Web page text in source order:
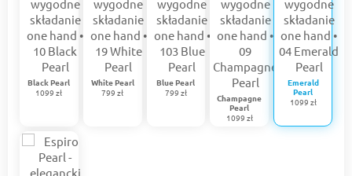
Black Pearl
1099 zł
White Pearl
799 zł
Blue Pearl
799 zł
Champagne
Pearl
1099 zł
Emerald
Pearl
1099 zł